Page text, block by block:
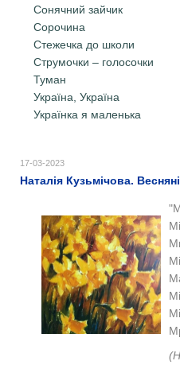
Сонячний зайчик
Сорочина
Стежечка до школи
Струмочки – голосочки
Туман
Україна, Україна
Українка я маленька
17-03-2023
Наталія Кузьмічова. Весняні
(